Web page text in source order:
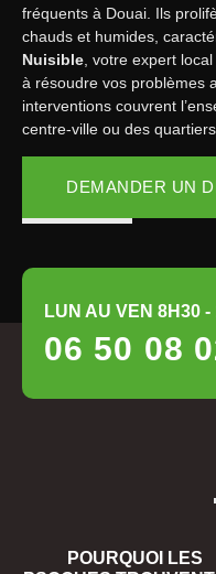
fréquents à Douai. Ils
chauds et humides,
Nuisible , votre expert
à résoudre vos problèmes
interventions couvrent
centre-ville ou des
DEMANDER UN
LUN AU VEN 8H30
06 50 08
POURQUOI LES